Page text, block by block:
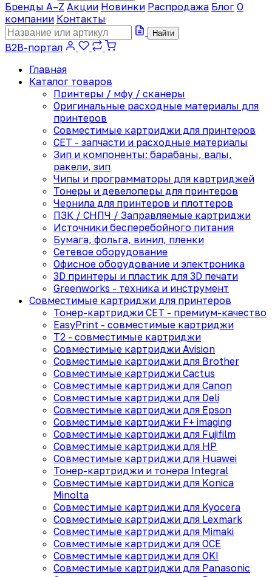
Бренды A–Z Акции Новинки Распродажа Блог О
компании Контакты
Найти
B2B-портал
Главная
Каталог товаров
Принтеры / мфу / сканеры
Оригинальные расходные материалы для
принтеров
Совместимые картриджи для принтеров
CET - запчасти и расходные материалы
Зип и компоненты: барабаны, валы,
ракели, зип
Чипы и программаторы для картриджей
Тонеры и девелоперы для принтеров
Чернила для принтеров и плоттеров
ПЗК / СНПЧ / Заправляемые картриджи
Источники бесперебойного питания
Бумага, фольга, винил, пленки
Сетевое оборудование
Офисное оборудование и электроника
3D принтеры и пластик для 3D печати
Greenworks - техника и инструмент
Совместимые картриджи для принтеров
Тонер-картриджи CET - премиум-качество
EasyPrint - cовместимые картриджи
T2 - совместимые картриджи
Совместимые картриджи Avision
Совместимые картриджи для Brother
Совместимые картриджи Cactus
Совместимые картриджи для Canon
Совместимые картриджи для Deli
Совместимые картриджи для Epson
Совместимые картриджи F+ imaging
Совместимые картриджи для Fujifilm
Совместимые картриджи для HP
Совместимые картриджи для Huawei
Тонер-картриджи и тонера Integral
Совместимые картриджи для Konica
Minolta
Совместимые картриджи для Kyocera
Совместимые картриджи для Lexmark
Совместимые картриджи для Mimaki
Совместимые картриджи для OCE
Совместимые картриджи для OKI
Совместимые картриджи для Panasonic